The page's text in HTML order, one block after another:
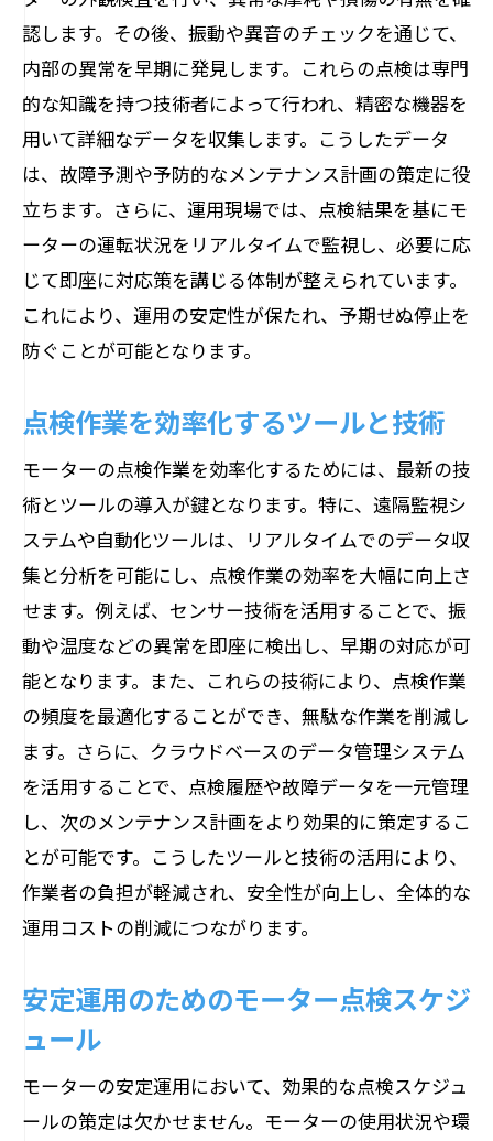
認します。その後、振動や異音のチェックを通じて、
内部の異常を早期に発見します。これらの点検は専門
的な知識を持つ技術者によって行われ、精密な機器を
用いて詳細なデータを収集します。こうしたデータ
は、故障予測や予防的なメンテナンス計画の策定に役
立ちます。さらに、運用現場では、点検結果を基にモ
ーターの運転状況をリアルタイムで監視し、必要に応
じて即座に対応策を講じる体制が整えられています。
これにより、運用の安定性が保たれ、予期せぬ停止を
防ぐことが可能となります。
点検作業を効率化するツールと技術
モーターの点検作業を効率化するためには、最新の技
術とツールの導入が鍵となります。特に、遠隔監視シ
ステムや自動化ツールは、リアルタイムでのデータ収
集と分析を可能にし、点検作業の効率を大幅に向上さ
せます。例えば、センサー技術を活用することで、振
動や温度などの異常を即座に検出し、早期の対応が可
能となります。また、これらの技術により、点検作業
の頻度を最適化することができ、無駄な作業を削減し
ます。さらに、クラウドベースのデータ管理システム
を活用することで、点検履歴や故障データを一元管理
し、次のメンテナンス計画をより効果的に策定するこ
とが可能です。こうしたツールと技術の活用により、
作業者の負担が軽減され、安全性が向上し、全体的な
運用コストの削減につながります。
安定運用のためのモーター点検スケジ
ュール
モーターの安定運用において、効果的な点検スケジュ
ールの策定は欠かせません。モーターの使用状況や環